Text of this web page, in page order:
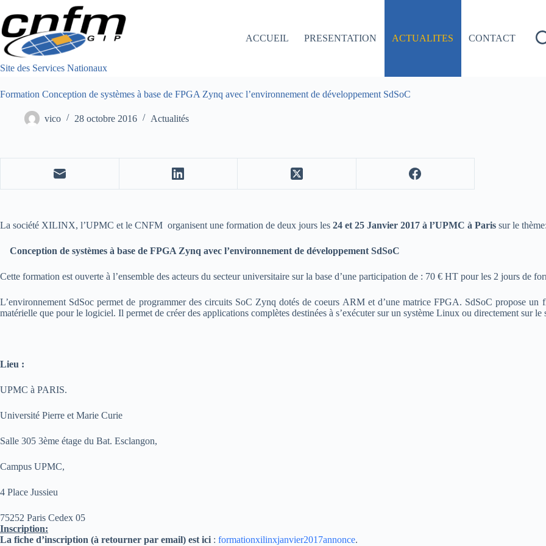
au
contenu
Site des Services Nationaux
ACCUEIL PRESENTATION ACTUALITES CONTACT
Formation Conception de systèmes à base de FPGA Zynq avec l’environnement de développement SdSoC
vico 28 octobre 2016 Actualités
La société XILINX, l’UPMC et le CNFM organisent une formation de deux jours les 24 et 25 Janvier 2017 à l’UPMC à Paris sur le
Conception de systèmes à base de FPGA Zynq avec l’environnement de développement SdSoC
Cette formation est ouverte à l’ensemble des acteurs du secteur universitaire sur la base d’une participation de : 70 € HT pour les 2 jours de
L’environnement SdSoc permet de programmer des circuits SoC Zynq dotés de coeurs ARM et d’une matrice FPGA. SdSoC propose
matérielle que pour le logiciel. Il permet de créer des applications complètes destinées à s’exécuter sur un système Linux ou directement sur
Lieu :
UPMC à PARIS.
Université Pierre et Marie Curie
Salle 305 3ème étage du Bat. Esclangon,
Campus UPMC,
4 Place Jussieu
75252 Paris Cedex 05
Inscription:
La fiche d’inscription (à retourner par email) est ici : formationxilinxjanvier2017annonce.